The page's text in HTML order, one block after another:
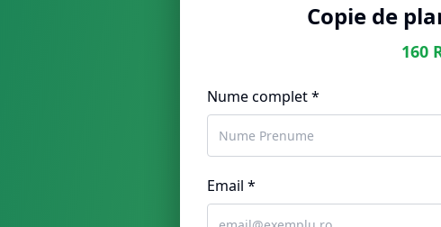
Copie de
160
Nume complet *
Email *